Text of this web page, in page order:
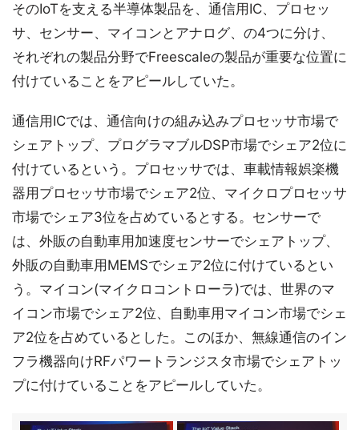
そのIoTを支える半導体製品を、通信用IC、プロセッ
サ、センサー、マイコンとアナログ、の4つに分け、
それぞれの製品分野でFreescaleの製品が重要な位置に
付けていることをアピールしていた。
通信用ICでは、通信向けの組み込みプロセッサ市場で
シェアトップ、プログラマブルDSP市場でシェア2位に
付けているという。プロセッサでは、車載情報娯楽機
器用プロセッサ市場でシェア2位、マイクロプロセッサ
市場でシェア3位を占めているとする。センサーで
は、外販の自動車用加速度センサーでシェアトップ、
外販の自動車用MEMSでシェア2位に付けているとい
う。マイコン(マイクロコントローラ)では、世界のマ
イコン市場でシェア2位、自動車用マイコン市場でシェ
ア2位を占めているとした。このほか、無線通信のイン
フラ機器向けRFパワートランジスタ市場でシェアトッ
プに付けていることをアピールしていた。